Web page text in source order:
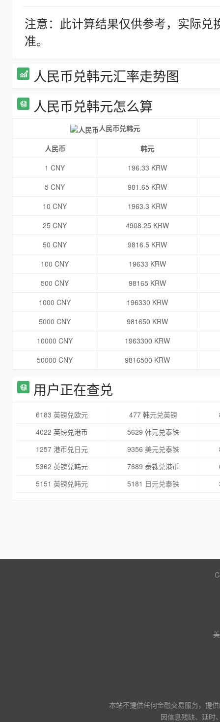
注意：此计算结果仅供参考，实际
准。
人民币兑韩元汇率走势图
人民币兑韩元怎么算
人民币兑韩元
人民币
韩元
1 CNY
196.33 KRW
5 CNY
981.65 KRW
10 CNY
1963.3 KRW
25 CNY
4908.25 KRW
50 CNY
9816.5 KRW
100 CNY
19633 KRW
500 CNY
98165 KRW
1000 CNY
196330 KRW
5000 CNY
981650 KRW
10000 CNY
1963300 KRW
50000 CNY
9816500 KRW
用户正在查兑
6183 英镑兑欧元 477 韩元兑英镑
4022 英镑兑港币
5629 韩元兑泰铢
1257 港币兑日元
9356 美元兑泰铢
5362 英镑兑韩元
7689 泰铢兑港币
5151 英镑兑韩元
5181 日元兑泰铢
本站不提供任何金融交易服务，提
因信息残缺、延时